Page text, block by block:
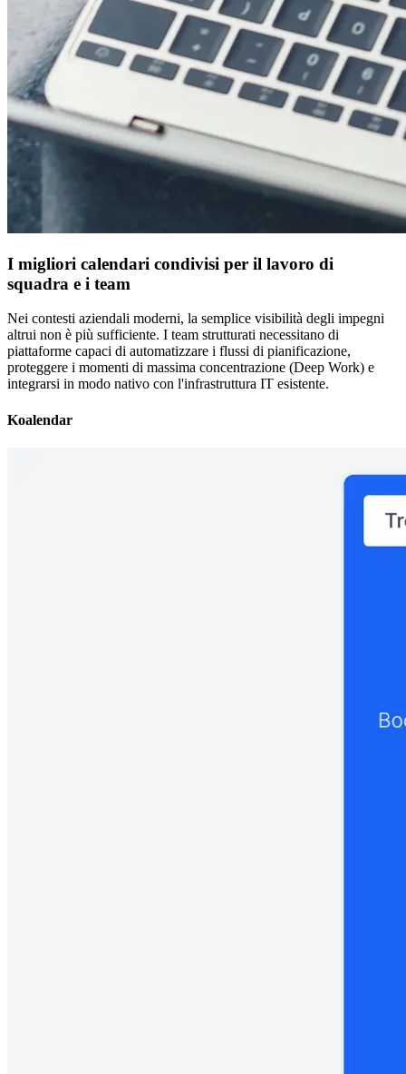
I migliori calendari condivisi per il lavoro di
squadra e i team
Nei contesti aziendali moderni, la semplice visibilità degli impegni
altrui non è più sufficiente. I team strutturati necessitano di
piattaforme capaci di automatizzare i flussi di pianificazione,
proteggere i momenti di massima concentrazione (Deep Work) e
integrarsi in modo nativo con l'infrastruttura IT esistente.
Koalendar